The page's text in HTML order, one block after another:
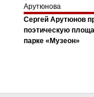
Сергей Арутюнов
поэтическую
парке «Музеон»